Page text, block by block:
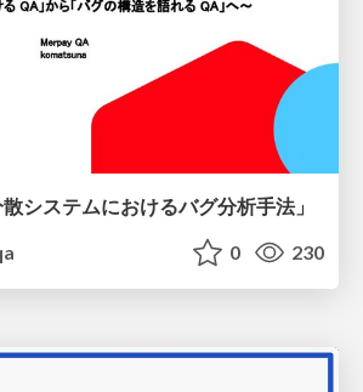
システムにおけるバグ分析手法」
0 230